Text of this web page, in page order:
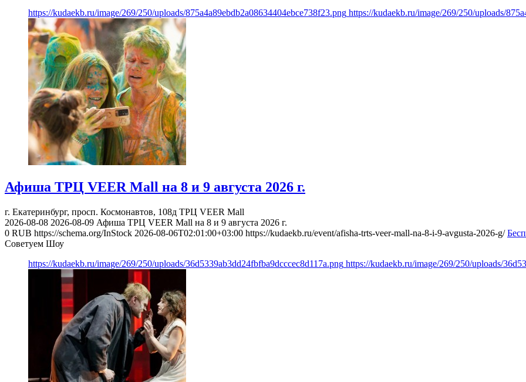
https://kudaekb.ru/image/269/250/uploads/875a4a89ebdb2a08634404ebce738f23.png https://kudaekb.ru/image/269/250/uploads/
Афиша ТРЦ VEER Mall на 8 и 9 августа 2026 г.
г. Екатеринбург, просп. Космонавтов, 108д ТРЦ VEER Mall
2026-08-08 2026-08-09 Афиша ТРЦ VEER Mall на 8 и 9 августа 2026 г.
0 RUB https://schema.org/InStock 2026-08-06T02:01:00+03:00 https://kudaekb.ru/event/afisha-trts-veer-mall-na-8-i-9-avgusta-2026-g/
Советуем Шоу
https://kudaekb.ru/image/269/250/uploads/36d5339ab3dd24fbfba9dcccec8d117a.png https://kudaekb.ru/image/269/250/uploads/